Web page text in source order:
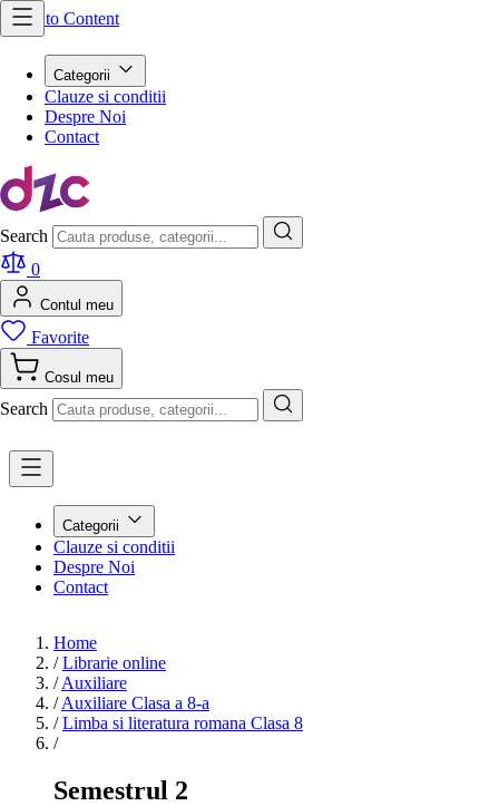
Skip to Content
Categorii
Clauze si conditii
Despre Noi
Contact
Search
0
Contul meu
Favorite
Cosul meu
Search
Categorii
Clauze si conditii
Despre Noi
Contact
Home
/ Librarie online
/ Auxiliare
/ Auxiliare Clasa a 8-a
/ Limba si literatura romana Clasa 8
/
Semestrul 2